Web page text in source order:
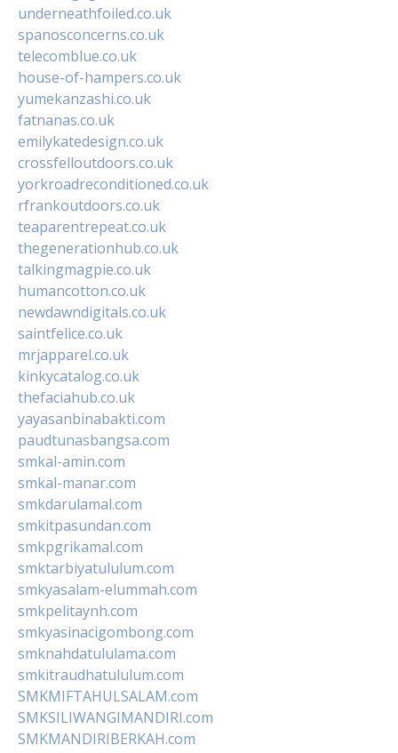
underneathfoiled.co.uk
spanosconcerns.co.uk
telecomblue.co.uk
house-of-hampers.co.uk
yumekanzashi.co.uk
fatnanas.co.uk
emilykatedesign.co.uk
crossfelloutdoors.co.uk
yorkroadreconditioned.co.uk
rfrankoutdoors.co.uk
teaparentrepeat.co.uk
thegenerationhub.co.uk
talkingmagpie.co.uk
humancotton.co.uk
newdawndigitals.co.uk
saintfelice.co.uk
mrjapparel.co.uk
kinkycatalog.co.uk
thefaciahub.co.uk
yayasanbinabakti.com
paudtunasbangsa.com
smkal-amin.com
smkal-manar.com
smkdarulamal.com
smkitpasundan.com
smkpgrikamal.com
smktarbiyatululum.com
smkyasalam-elummah.com
smkpelitaynh.com
smkyasinacigombong.com
smknahdatululama.com
smkitraudhatululum.com
SMKMIFTAHULSALAM.com
SMKSILIWANGIMANDIRI.com
SMKMANDIRIBERKAH.com